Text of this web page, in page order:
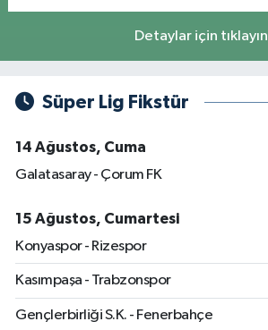
Detaylar için tıklayın
Süper Lig Fikstür
14 Ağustos, Cuma
Galatasaray - Çorum FK
15 Ağustos, Cumartesi
Konyaspor - Rizespor
Kasımpaşa - Trabzonspor
Gençlerbirliği S.K. - Fenerbahçe